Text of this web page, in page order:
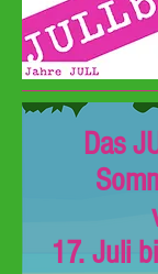
Das
17. Juli